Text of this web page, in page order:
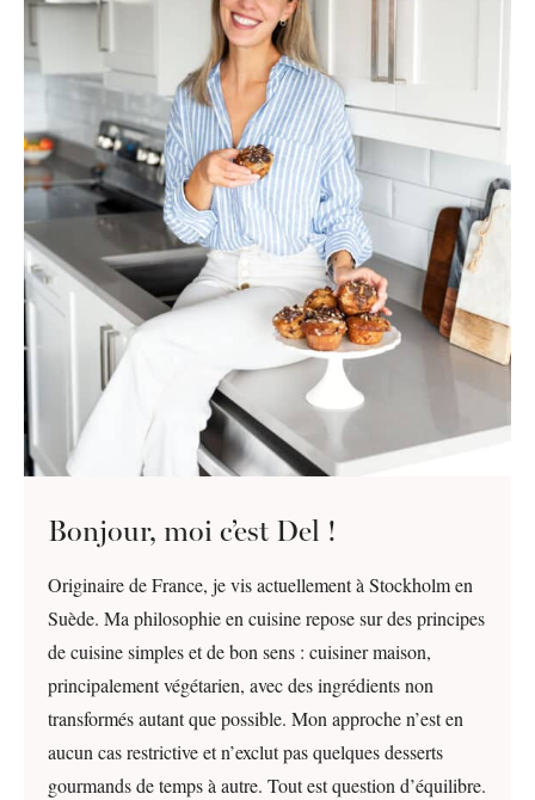
Bonjour, moi c’est Del !
Originaire de France, je vis actuellement à Stockholm en
Suède. Ma philosophie en cuisine repose sur des principes
de cuisine simples et de bon sens : cuisiner maison,
principalement végétarien, avec des ingrédients non
transformés autant que possible. Mon approche n’est en
aucun cas restrictive et n’exclut pas quelques desserts
gourmands de temps à autre. Tout est question d’équilibre.